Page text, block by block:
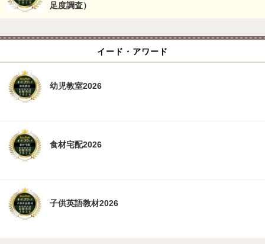
足度調査）
イード・アワード
幼児教室2026
食材宅配2026
子供英語教材2026